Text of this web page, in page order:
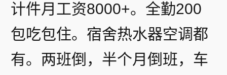
计件月工资8000+。全勤200
包吃包住。宿舍热水器空调都
有。两班倒，半个月倒班，车